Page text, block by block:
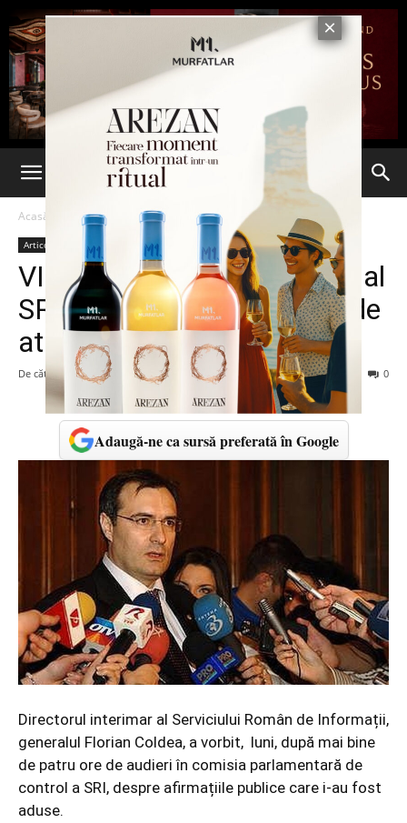
Acasă Articole
Articole
VIDEO. Directorul interimar al
SRI, Florian Coldea, răspunde
atacurilor Elenei Udrea
De către 9 februarie 2015 0
Adaugă-ne ca sursă preferată în Google
Directorul interimar al Serviciului Român de Informații,
generalul Florian Coldea, a vorbit, luni, după mai bine
de patru ore de audieri în comisia parlamentară de
control a SRI, despre afirmațiile publice care i-au fost
aduse.